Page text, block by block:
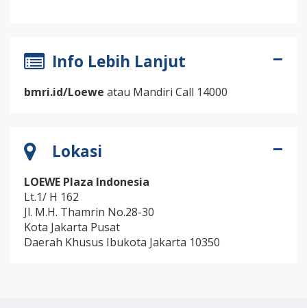
Info Lebih Lanjut
bmri.id/Loewe atau Mandiri Call 14000
Lokasi
LOEWE Plaza Indonesia
Lt.1/ H 162
Jl. M.H. Thamrin No.28-30
Kota Jakarta Pusat
Daerah Khusus Ibukota Jakarta 10350